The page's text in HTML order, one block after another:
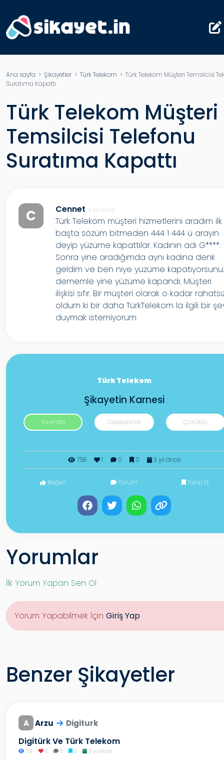
Ana sayfa > Şikayetler> Türk Telekom > Türk Telekom Müşteri Temsilcisi
Suratıma Kapattı
Türk Telekom Müşteri
Temsilcisi Telefonu
Suratıma Kapattı
C Cennet 3 yıl önce
Türk Telekom müşteri hizmetlerini aradım ilk
başta sözüm bitmeden 444 1 444 ü arayın
deyip yüzüme kapattılar. Kadının adı G****.
Sonra yine aradığımda aynı kadına denk
geldim ve ben niye yüzüme
dememle yine yüzüme kapandı. Müşteri
ilişkisi sıfır. Bir müşteri olarak o kadar
oldum ki bir daha TürkTelekom la ilgili bir
duymak istemiyorum
Türk Telekom
Şikayetin Karnesi
Yayında Cevaplandı Çözüldü
758 1 0 0 3 yıl önce
Beğen Yorum Takip Et
Yorumlar
İlk Yorum Yapan Sen Ol
Yorum Yapabilmek İçin Giriş Yap
Benzer Şikayetler
A Arzu Digiturk
Digitürk Ve Türk Telekom
751 0 0 0 3 yıl önce